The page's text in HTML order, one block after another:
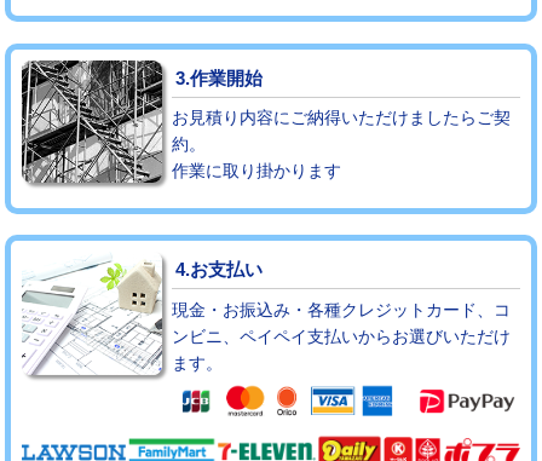
3.作業開始
お見積り内容にご納得いただけましたらご契
約。
作業に取り掛かります
4.お支払い
現金・お振込み・各種クレジットカード、コ
ンビニ、ペイペイ支払いからお選びいただけ
ます。